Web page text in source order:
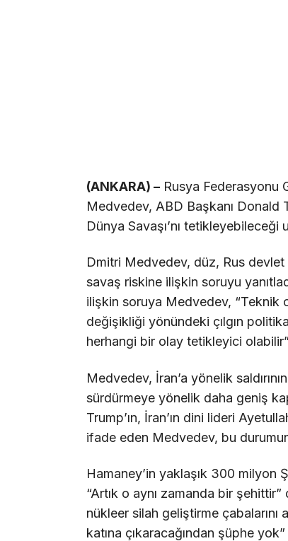
(ANKARA) – Rusya Federasyonu
Medvedev, ABD Başkanı Donald
Dünya Savaşı’nı tetikleyebileceği
Dmitri Medvedev, düz, Rus devlet
savaş riskine ilişkin soruyu
ilişkin soruya Medvedev, “Teknik
değişikliği yönündeki çılgın
herhangi bir olay tetikleyici olabilir”
Medvedev, İran’a yönelik
sürdürmeye yönelik daha geniş
Trump’ın, İran’ın dini lideri
ifade eden Medvedev, bu durumun
Hamaney’in yaklaşık 300 milyon
“Artık o aynı zamanda bir
nükleer silah geliştirme çabalarını
katına çıkaracağından şüphe